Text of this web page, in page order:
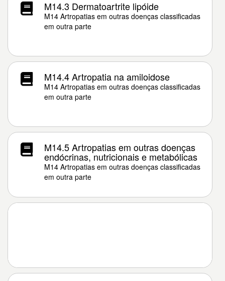
M14.3 Dermatoartrite lipóide
M14 Artropatias em outras doenças classificadas
em outra parte
M14.4 Artropatia na amiloidose
M14 Artropatias em outras doenças classificadas
em outra parte
M14.5 Artropatias em outras doenças
endócrinas, nutricionais e metabólicas
M14 Artropatias em outras doenças classificadas
em outra parte